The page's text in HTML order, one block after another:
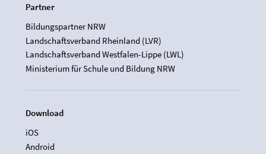
Partner
Bildungspartner NRW
Landschaftsverband Rheinland (LVR)
Landschaftsverband Westfalen-Lippe (LWL)
Ministerium für Schule und Bildung NRW
Download
iOS
Android